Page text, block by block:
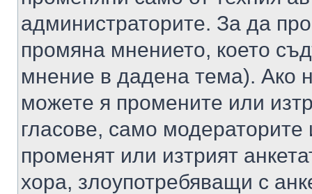
администраторите. За да
промяна мнението, което
мнение в дадена тема). Ако
можете я промените или
гласове, само
променят или изтрият
хора, злоупотребяващи с